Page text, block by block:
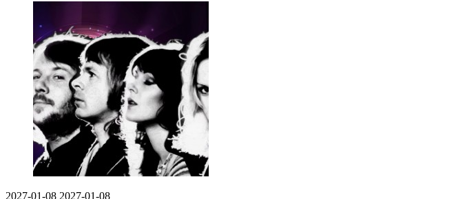
2027-01-08 2027-01-08